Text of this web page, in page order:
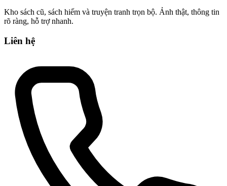
Kho sách cũ, sách hiếm và truyện tranh trọn bộ. Ảnh thật, thông tin
rõ ràng, hỗ trợ nhanh.
Liên hệ